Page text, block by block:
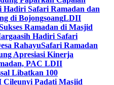
Safari Ramadan dan
di BojongsoangLDII
Ramadan di Masjid
Hadiri Safari
RahayuSafari Ramadan
Apresiasi Kinerja
PAC LDII
Libatkan 100
Padati Masjid